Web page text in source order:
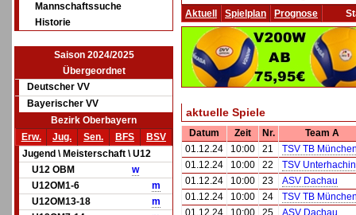
Mannschaftssuche
Historie
Saison 2024/2025
Übergeordnet
Deutscher VV
Bayerischer VV
Bezirk Oberbayern
Erw.
Jug. Sen. BFS
BSV
Jugend \ Meisterschaft \ U12
U12 OBM
w
U12OM1-6
m
U12OM13-18
m
Aktuell Spielplan Prognose
aktuelle Spiele
Datum Zeit Nr.
Team A
01.12.24
10:00 21
TSV TB
01.12.24
10:00 22
TSV
01.12.24
10:00 23
ASV Dachau
01.12.24
10:00 24
TSV TB
01.12.24
10:00 25
ASV Dachau